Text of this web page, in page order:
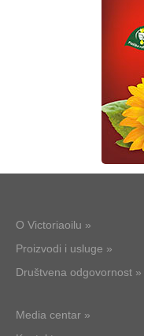
O Victoriaoilu »
Proizvodi i usluge »
Društvena odgovornost »
Media centar »